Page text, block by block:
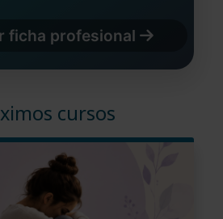
ficha profesional
cursos